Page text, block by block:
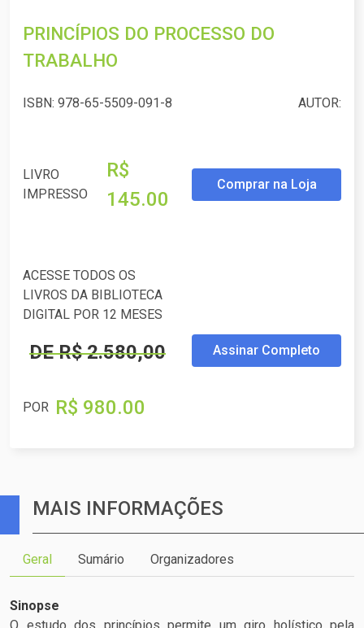
PRINCÍPIOS DO PROCESSO DO
TRABALHO
ISBN: 978-65-5509-091-8 AUTOR:
LIVRO
IMPRESSO
R$
145.00
Comprar na Loja
ACESSE TODOS OS
LIVROS DA BIBLIOTECA
DIGITAL POR 12 MESES
DE R$ 2.580,00
POR R$ 980.00
Assinar Completo
MAIS INFORMAÇÕES
Geral Sumário Organizadores
Sinopse